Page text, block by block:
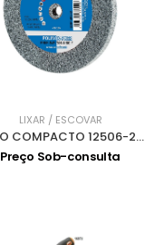
LIXAR / ESCOVAR
DISCO COMPACTO 12506-22.2 A FINO PNER-MW
Preço Sob-consulta